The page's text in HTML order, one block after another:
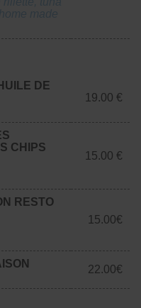
DE
19.00 €
CHIPS
15.00 €
RESTO
15.00€
22.00€